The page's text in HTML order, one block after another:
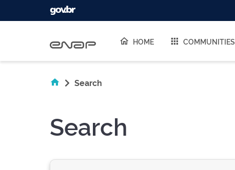
HOME COMMUNITIES
Search
Search